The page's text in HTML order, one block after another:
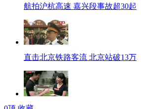
航拍沪杭高速 嘉兴段事故超30起
直击北京铁路客流 北京站破13万